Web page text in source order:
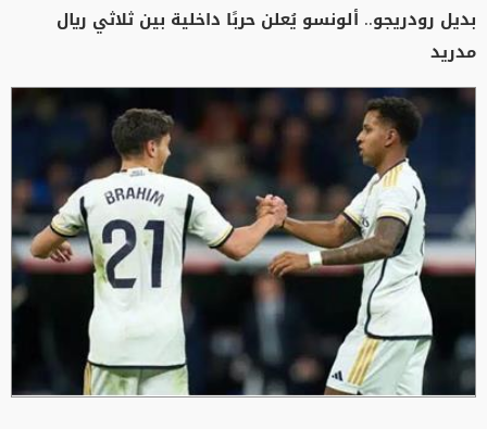
بديل رودريجو.. ألونسو يُعلن حربًا داخلية بين ثلاثي ريال
مدريد